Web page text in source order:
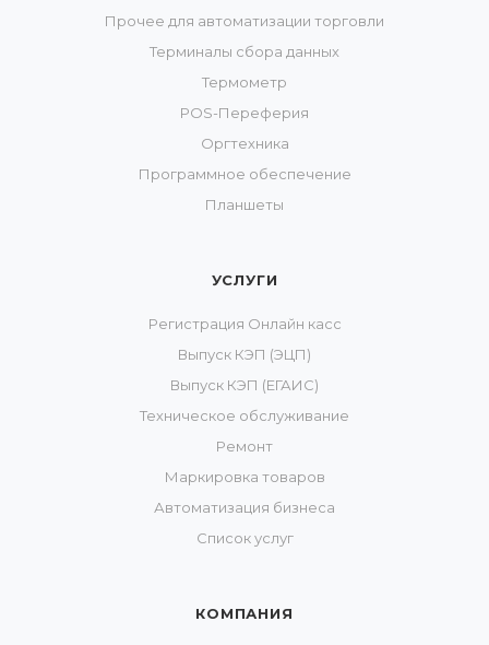
Прочее для автоматизации торговли
Терминалы сбора данных
Термометр
POS-Переферия
Оргтехника
Программное обеспечение
Планшеты
УСЛУГИ
Регистрация Онлайн касс
Выпуск КЭП (ЭЦП)
Выпуск КЭП (ЕГАИС)
Техническое обслуживание
Ремонт
Маркировка товаров
Автоматизация бизнеса
Список услуг
КОМПАНИЯ